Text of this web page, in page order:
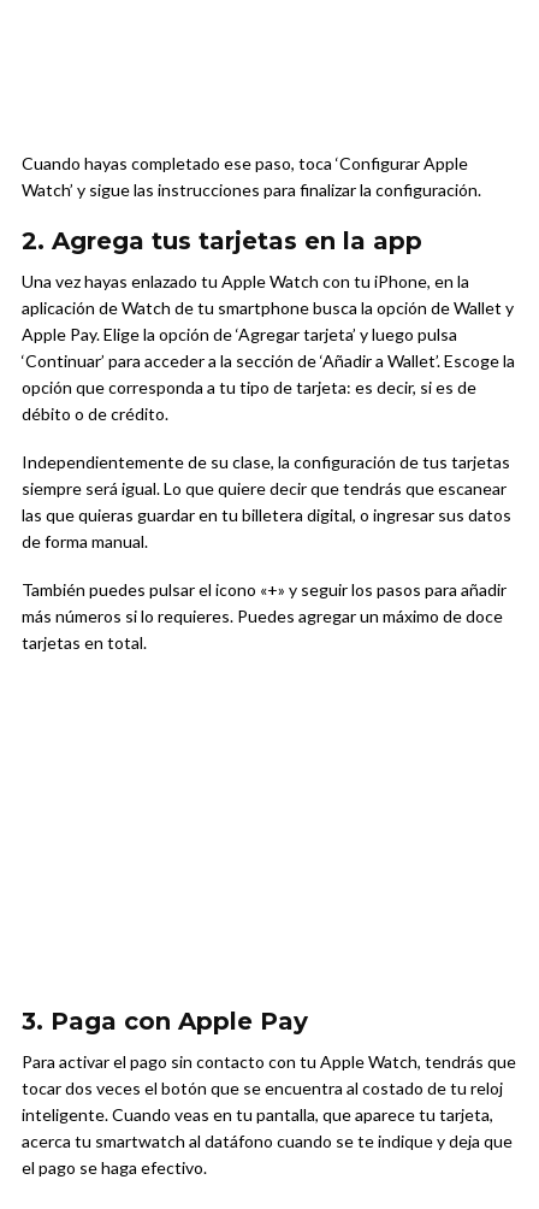
Cuando hayas completado ese paso, toca ‘Configurar Apple
Watch’ y sigue las instrucciones para finalizar la configuración.
2. Agrega tus tarjetas en la app
Una vez hayas enlazado tu Apple Watch con tu iPhone, en la
aplicación de Watch de tu smartphone busca la opción de Wallet y
Apple Pay. Elige la opción de ‘Agregar tarjeta’ y luego pulsa
‘Continuar’ para acceder a la sección de ‘Añadir a Wallet’. Escoge la
opción que corresponda a tu tipo de tarjeta: es decir, si es de
débito o de crédito.
Independientemente de su clase, la configuración de tus tarjetas
siempre será igual. Lo que quiere decir que tendrás que escanear
las que quieras guardar en tu billetera digital, o ingresar sus datos
de forma manual.
También puedes pulsar el icono «+» y seguir los pasos para añadir
más números si lo requieres. Puedes agregar un máximo de doce
tarjetas en total.
3. Paga con Apple Pay
Para activar el pago sin contacto con tu Apple Watch, tendrás que
tocar dos veces el botón que se encuentra al costado de tu reloj
inteligente. Cuando veas en tu pantalla, que aparece tu tarjeta,
acerca tu smartwatch al datáfono cuando se te indique y deja que
el pago se haga efectivo.